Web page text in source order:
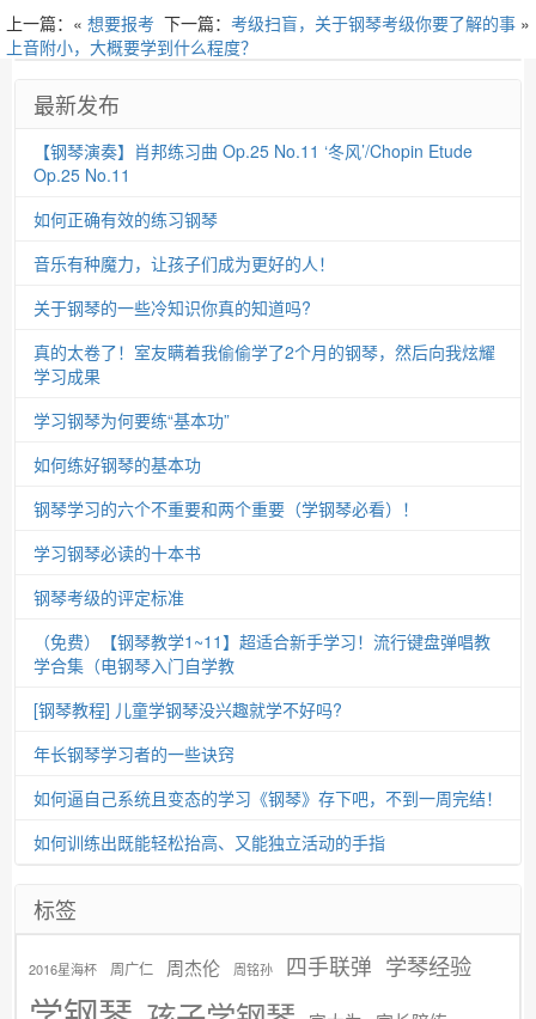
下一篇： 考级扫盲，关于钢琴考级你要了解的事 »
上一篇：« 想要报考
上音附小，大概要学到什么程度？
最新发布
【钢琴演奏】肖邦练习曲 Op.25 No.11 ‘冬风’/Chopin Etude
Op.25 No.11
如何正确有效的练习钢琴
音乐有种魔力，让孩子们成为更好的人！
关于钢琴的一些冷知识你真的知道吗?
真的太卷了！室友瞒着我偷偷学了2个月的钢琴，然后向我炫耀
学习成果
学习钢琴为何要练“基本功”
如何练好钢琴的基本功
钢琴学习的六个不重要和两个重要（学钢琴必看）！
学习钢琴必读的十本书
钢琴考级的评定标准
（免费）【钢琴教学1~11】超适合新手学习！流行键盘弹唱教
学合集（电钢琴入门自学教
[钢琴教程] 儿童学钢琴没兴趣就学不好吗?
年长钢琴学习者的一些诀窍
如何逼自己系统且变态的学习《钢琴》存下吧，不到一周完结！
如何训练出既能轻松抬高、又能独立活动的手指
标签
2016星海杯 周广仁 周杰伦 周铭孙 四手联弹 学琴经验